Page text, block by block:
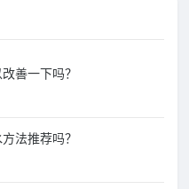
善一下吗？
法推荐吗？